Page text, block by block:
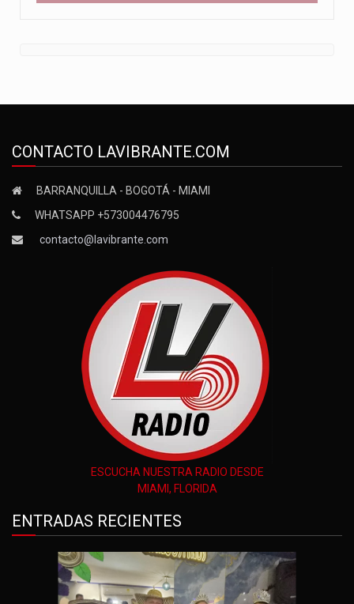
CONTACTO LAVIBRANTE.COM
BARRANQUILLA - BOGOTÁ - MIAMI
WHATSAPP +573004476795
contacto@lavibrante.com
ESCUCHA NUESTRA RADIO DESDE
MIAMI, FLORIDA
ENTRADAS RECIENTES